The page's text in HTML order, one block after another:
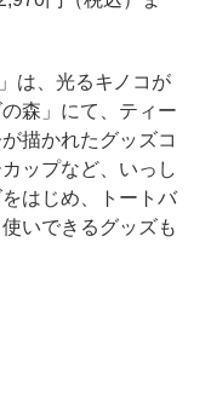
は、光るキノコが
森」にて、ティー
描かれたグッズコ
ップなど、いっし
はじめ、トートバ
いできるグッズも